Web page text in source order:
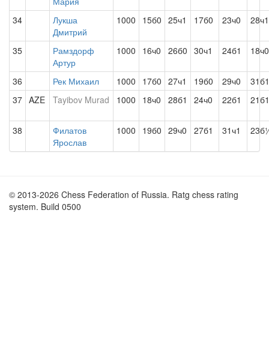
34
Лукша
Дмитрий
1000 15б0 25ч1 17б0 23ч0 28ч1
35
Рамздорф
Артур
1000 16ч0 26б0 30ч1 24б1 18ч0
36 Рек Михаил 1000 17б0 27ч1 19б0 29ч0
31б1
37 AZE Tayibov Murad 1000 18ч0 28б1 24ч0 22б1 21б1
38
Филатов
Ярослав
1000 19б0 29ч0 27б1 31ч1
© 2013-2026 Chess Federation of Russia. Ratg chess rating
system. Build 0500